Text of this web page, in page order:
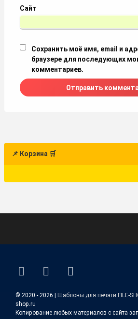
Сайт
Сохранить моё имя, email и
браузере для последующих
комментариев.
📌 Корзина 🛒
ВКонтакте
YouTube
E-mail
© 2020 - 2026 | Шаблоны для печати FILE-
shop.ru
Копирование любых материалов с сайта